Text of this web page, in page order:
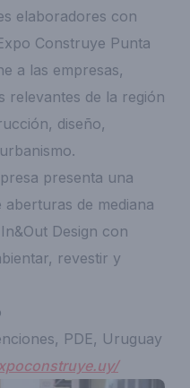
elaboradores con
Construye Punta
a las empresas,
relevantes de la región
diseño,
presenta una
aberturas de mediana
Design con
revestir y
PDE, Uruguay